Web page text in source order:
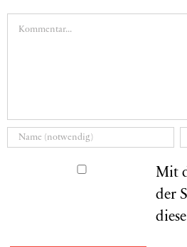
Kommentar
Mit
der